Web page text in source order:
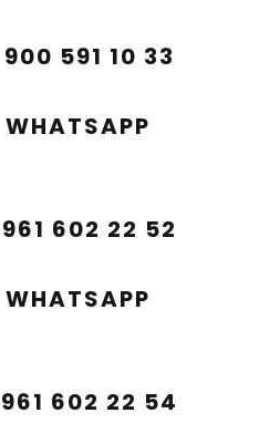
591 10 33
WHATSAPP
602 22 52
WHATSAPP
602 22 54